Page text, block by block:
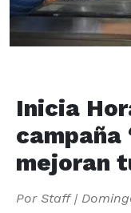
Inicia
campaña
mejoran
Por Staff|